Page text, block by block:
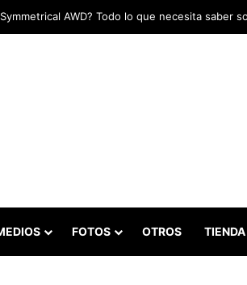
el inicio del Campeonato de Invierno de
FOTOS OTROS TIENDA